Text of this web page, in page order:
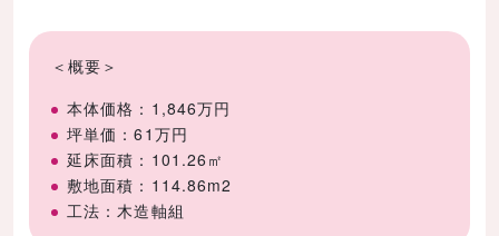
＜概要＞
本体価格：1,846万円
坪単価：61万円
延床面積：101.26㎡
敷地面積：114.86m2
工法：木造軸組